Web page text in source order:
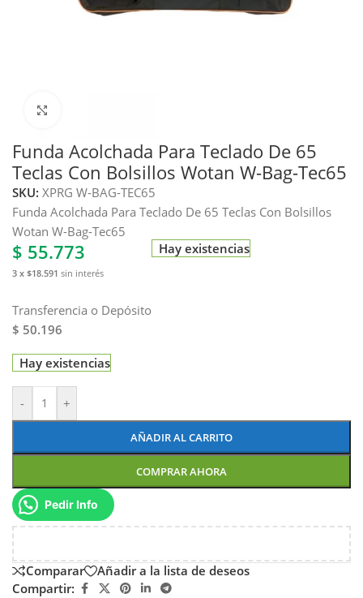
Funda Acolchada Para Teclado De 65
Teclas Con Bolsillos Wotan W-Bag-Tec65
SKU: XPRG W-BAG-TEC65
Funda Acolchada Para Teclado De 65 Teclas Con Bolsillos
Wotan W-Bag-Tec65
$ 55.773
3 x $18.591 sin interés
Transferencia o Depósito
$ 50.196
Hay existencias
Hay existencias
- +
AÑADIR AL CARRITO
COMPRAR AHORA
Pedir Info
Comparar
Añadir a la lista de deseos
Compartir: